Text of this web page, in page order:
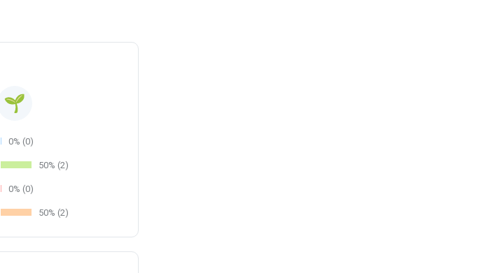
0% (0)
50% (2)
0% (0)
50% (2)